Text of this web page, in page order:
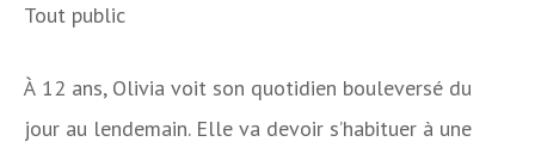
Tout public
À 12 ans, Olivia voit son quotidien bouleversé du
jour au lendemain. Elle va devoir s’habituer à une